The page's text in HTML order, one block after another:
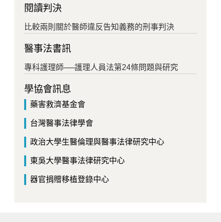
閱讀判決
比較兩則關於醫師違反告知義務的刑事判決
醫事法書訊
專科護理師──護理人員法第24條問題與研究
學協會訊息
藥害救濟基金會
台灣醫事法律學會
政治大學生醫倫理與醫事法律研究中心
東吳大學醫事法律研究中心
器官捐贈移植登錄中心